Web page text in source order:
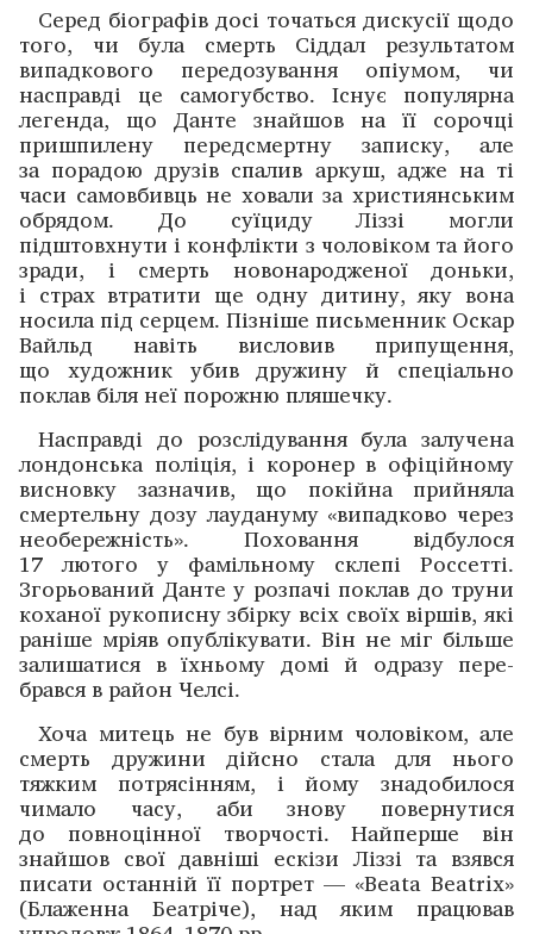
Серед біографів досі точаться дискусії щодо
того, чи була смерть Сіддал результатом
випадкового передозування опіумом, чи
насправді це самогубство. Існує популярна
легенда, що Данте знайшов на її сорочці
пришпилену передсмертну записку, але
за порадою друзів спалив аркуш, адже на ті
часи самовбивць не ховали за християнським
обрядом. До суїциду Ліззі могли
підштовхнути і конфлікти з чоловіком та його
зради, і смерть ново­народженої доньки,
і страх втратити ще одну дитину, яку вона
носила під серцем. Пізніше письменник Оскар
Вайльд навіть висловив припущення,
що художник убив дружину й спеціально
поклав біля неї порожню ­пляшечку.
Насправді до розслідування була залучена
лондонська поліція, і коронер в офіційному
висновку зазначив, що покійна прийняла
смертельну дозу лаудануму «випадково через
необережність». Поховання відбулося
17 лютого у фамільному склепі Россетті.
Згорьований Данте у розпачі поклав до труни
коханої рукописну ­збірку всіх своїх віршів, які
раніше мріяв опублікувати. Він не міг більше
залишатися в їхньому домі й одразу пере­
брався в район Челсі.
Хоча митець не був вірним чоловіком, але
смерть дружини дійсно стала для нього
тяжким потрясінням, і йому знадобилося
чимало часу, аби знову повернутися
до повноцінної творчості. Найперше він
знайшов свої давніші ескізи Ліззі та взявся
писати останній її портрет — «Beata Beatrix»
(Блаженна Беатріче), над яким працював